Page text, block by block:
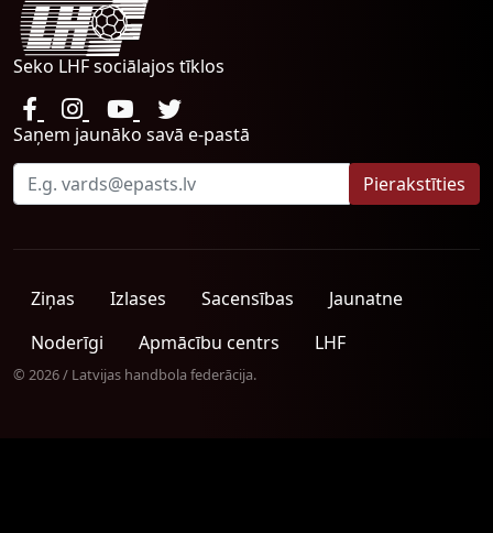
Seko LHF sociālajos tīklos
Saņem jaunāko savā e-pastā
Ziņas Izlases Sacensības
Jaunatne
Noderīgi
Apmācību centrs LHF
© 2026 / Latvijas handbola federācija.